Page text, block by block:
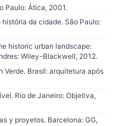
Paulo: Ática, 2001.
da cidade. São Paulo:
historic urban landscape:
Wiley-Blackwell, 2012.
Verde. Brasil: arquitetura após
Rio de Janeiro: Objetiva,
y proyetos. Barcelona: GG,